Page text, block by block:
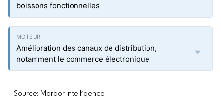
boissons fonctionnelles
Amélioration des canaux de distribution,
notamment le commerce électronique
Source: Mordor Intelligence